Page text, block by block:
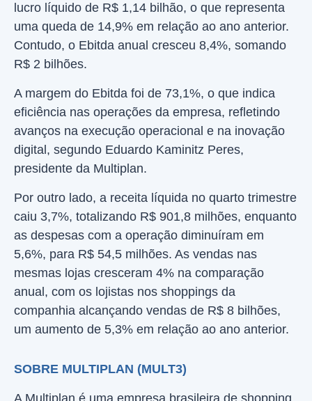
lucro líquido de R$ 1,14 bilhão, o que representa
uma queda de 14,9% em relação ao ano anterior.
Contudo, o Ebitda anual cresceu 8,4%, somando
R$ 2 bilhões.
A margem do Ebitda foi de 73,1%, o que indica
eficiência nas operações da empresa, refletindo
avanços na execução operacional e na inovação
digital, segundo Eduardo Kaminitz Peres,
presidente da Multiplan.
Por outro lado, a receita líquida no quarto trimestre
caiu 3,7%, totalizando R$ 901,8 milhões, enquanto
as despesas com a operação diminuíram em
5,6%, para R$ 54,5 milhões. As vendas nas
mesmas lojas cresceram 4% na comparação
anual, com os lojistas nos shoppings da
companhia alcançando vendas de R$ 8 bilhões,
um aumento de 5,3% em relação ao ano anterior.
SOBRE MULTIPLAN (MULT3)
A Multiplan é uma empresa brasileira de shopping